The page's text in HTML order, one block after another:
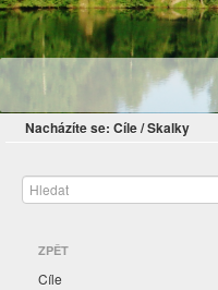
Nacházíte se: Cíle/Skalky
ZPĚT
Cíle